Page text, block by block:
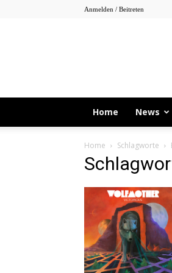
Anmelden / Beitreten
Home News
Home Schlagworte